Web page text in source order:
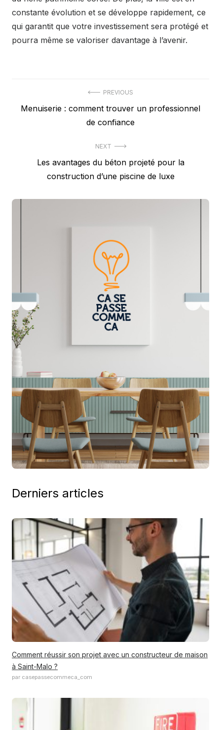
constante évolution et se développe rapidement, ce
qui garantit que votre investissement sera protégé et
pourra même se valoriser davantage à l’avenir.
de
PREVIOUS
Previous
Menuiserie : comment trouver un professionnel
de confiance
NEXT
Les avantages du béton projeté pour la
construction d’une piscine de luxe
Derniers articles
Comment réussir son projet avec un constructeur de maison
à Saint-Malo ?
par casepassecommeca_com